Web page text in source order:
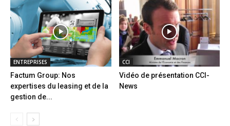
ENTREPRISES
Factum Group: Nos
expertises du leasing et de la
gestion de...
CCI
Vidéo de présentation CCI-
News